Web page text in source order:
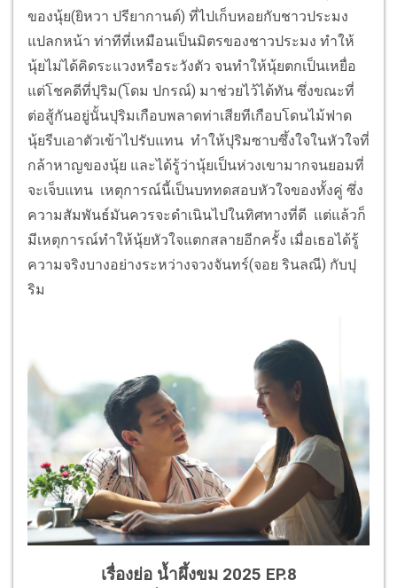
ของนุ้ย(ยิหวา ปรียากานต์) ที่ไปเก็บหอยกับชาวประมง
แปลกหน้า ท่าทีที่เหมือนเป็นมิตรของชาวประมง ทำให้
นุ้ยไม่ได้คิดระแวงหรือระวังตัว จนทำให้นุ้ยตกเป็นเหยื่อ
แต่โชคดีที่ปุริม(โดม ปกรณ์) มาช่วยไว้ได้ทัน ซึ่งขณะที่
ต่อสู้กันอยู่นั้นปุริมเกือบพลาดท่าเสียทีเกือบโดนไม้ฟาด
นุ้ยรีบเอาตัวเข้าไปรับแทน ทำให้ปุริมซาบซึ้งใจในหัวใจที่
กล้าหาญของนุ้ย และได้รู้ว่านุ้ยเป็นห่วงเขามากจนยอมที่
จะเจ็บแทน เหตุการณ์นี้เป็นบททดสอบหัวใจของทั้งคู่ ซึ่ง
ความสัมพันธ์มันควรจะดำเนินไปในทิศทางที่ดี แต่แล้วก็
มีเหตุการณ์ทำให้นุ้ยหัวใจแตกสลายอีกครั้ง เมื่อเธอได้รู้
ความจริงบางอย่างระหว่างจวงจันทร์(จอย รินลณี) กับปุ
ริม
เรื่องย่อ น้ำผึ้งขม 2025 EP.8